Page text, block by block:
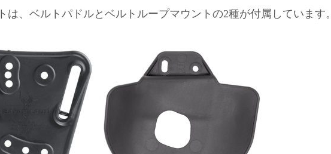
は、ベルトパドルとベルトループマウントの2種が付属しています。